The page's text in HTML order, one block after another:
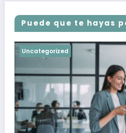
Puede que te hayas
Uncategorized